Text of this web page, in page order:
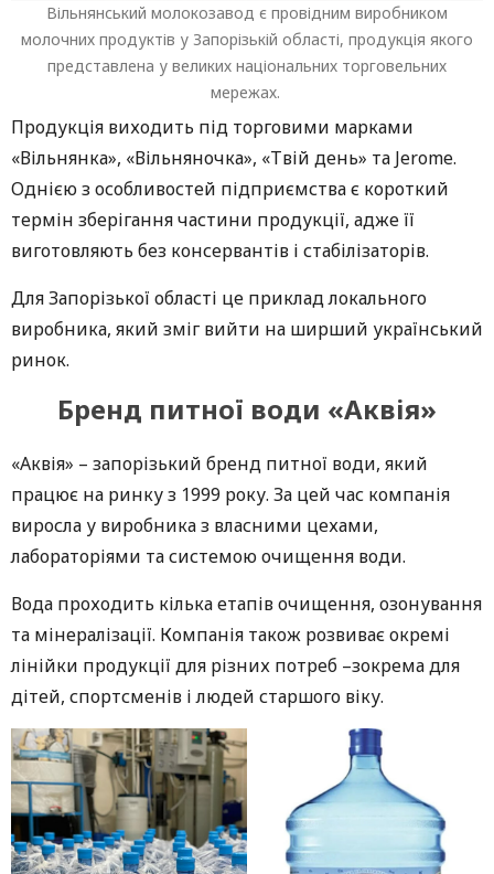
Вільнянський молокозавод є провідним виробником
молочних продуктів у Запорізькій області, продукція якого
представлена у великих національних торговельних
мережах.
Продукція виходить під торговими марками
«Вільнянка», «Вільняночка», «Твій день» та Jerome.
Однією з особливостей підприємства є короткий
термін зберігання частини продукції, адже її
виготовляють без консервантів і стабілізаторів.
Для Запорізької області це приклад локального
виробника, який зміг вийти на ширший український
ринок.
Бренд питної води «Аквія»
«Аквія» – запорізький бренд питної води, який
працює на ринку з 1999 року. За цей час компанія
виросла у виробника з власними цехами,
лабораторіями та системою очищення води.
Вода проходить кілька етапів очищення, озонування
та мінералізації. Компанія також розвиває окремі
лінійки продукції для різних потреб –зокрема для
дітей, спортсменів і людей старшого віку.